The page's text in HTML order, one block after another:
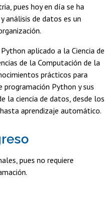
pues hoy en día se ha
análisis de datos es un
aplicado a la Ciencia de
de la Computación de la
prácticos para
programación Python y sus
la ciencia de datos, desde los
aprendizaje automático.
pues no requiere